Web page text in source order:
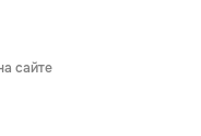
сайте